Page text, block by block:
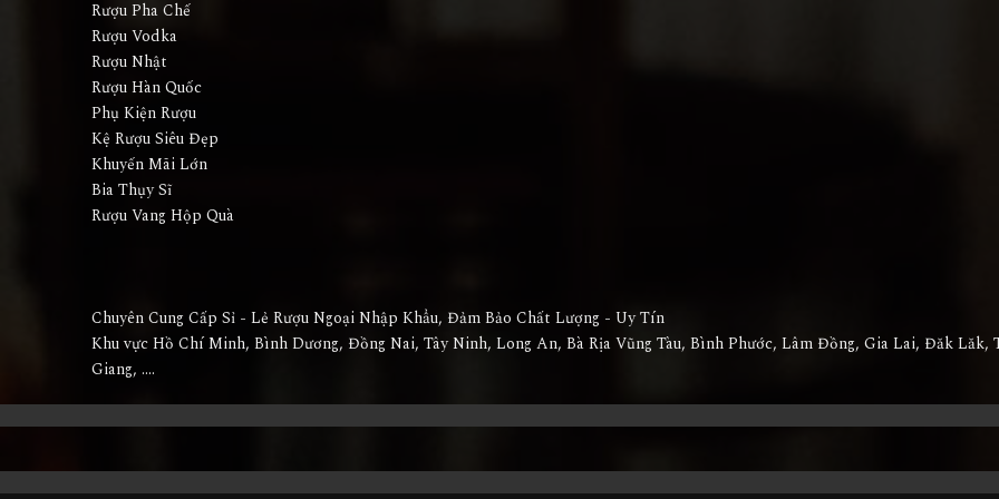
Rượu Pha Chế
Rượu Vodka
Rượu Nhật
Rượu Hàn Quốc
Phụ Kiện Rượu
Kệ Rượu Siêu Đẹp
Khuyến Mãi Lớn
Bia Thụy Sĩ
Rượu Vang Hộp Quà
Chuyên Cung Cấp Sỉ - Lẻ Rượu Ngoại Nhập Khẩu, Đảm Bảo Chất Lượng - Uy Tín
Khu vực Hồ Chí Minh, Bình Dương, Đồng Nai, Tây Ninh, Long An, Bà Rịa Vũng Tàu, Bình Phước, Lâm Đồng, Gia Lai, Đăk Lăk,
Giang, ....